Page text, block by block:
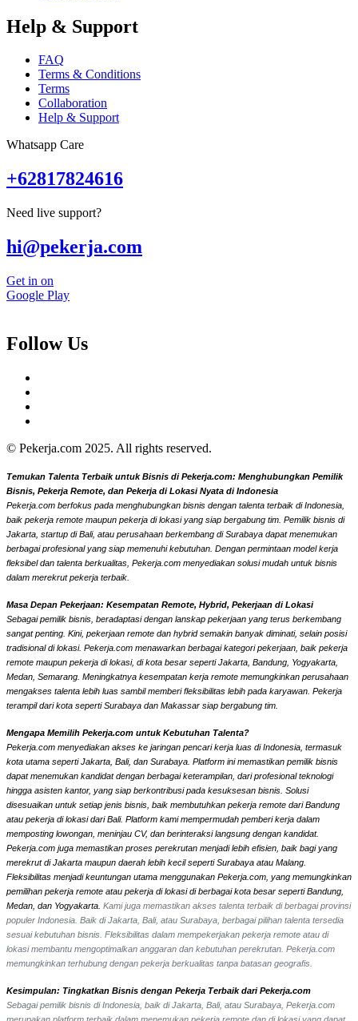
Help & Support
FAQ
Terms & Conditions
Terms
Collaboration
Help & Support
Whatsapp Care
+62817824616
Need live support?
hi@pekerja.com
Get in on
Google Play
Follow Us
© Pekerja.com 2025. All rights reserved.
Temukan Talenta Terbaik untuk Bisnis di Pekerja.com: Menghubungkan Pemilik
Bisnis, Pekerja Remote, dan Pekerja di Lokasi Nyata di Indonesia
Pekerja.com berfokus pada menghubungkan bisnis dengan talenta terbaik di Indonesia,
baik pekerja remote maupun pekerja di lokasi yang siap bergabung tim. Pemilik bisnis di
Jakarta, startup di Bali, atau perusahaan berkembang di Surabaya dapat menemukan
berbagai profesional yang siap memenuhi kebutuhan. Dengan permintaan model kerja
fleksibel dan talenta berkualitas, Pekerja.com menyediakan solusi mudah untuk bisnis
dalam merekrut pekerja terbaik.
Masa Depan Pekerjaan: Kesempatan Remote, Hybrid, Pekerjaan di Lokasi
Sebagai pemilik bisnis, beradaptasi dengan lanskap pekerjaan yang terus berkembang
sangat penting. Kini, pekerjaan remote dan hybrid semakin banyak diminati, selain posisi
tradisional di lokasi. Pekerja.com menawarkan berbagai kategori pekerjaan, baik pekerja
remote maupun pekerja di lokasi, di kota besar seperti Jakarta, Bandung, Yogyakarta,
Medan, Semarang. Meningkatnya kesempatan kerja remote memungkinkan perusahaan
mengakses talenta lebih luas sambil memberi fleksibilitas lebih pada karyawan. Pekerja
terampil dari kota seperti Surabaya dan Makassar siap bergabung tim.
Mengapa Memilih Pekerja.com untuk Kebutuhan Talenta?
Pekerja.com menyediakan akses ke jaringan pencari kerja luas di Indonesia, termasuk
kota utama seperti Jakarta, Bali, dan Surabaya. Platform ini memastikan pemilik bisnis
dapat menemukan kandidat dengan berbagai keterampilan, dari profesional teknologi
hingga asisten kantor, yang siap berkontribusi pada kesuksesan bisnis. Solusi
disesuaikan untuk setiap jenis bisnis, baik membutuhkan pekerja remote dari Bandung
atau pekerja di lokasi dari Bali. Platform kami mempermudah pemberi kerja dalam
memposting lowongan, meninjau CV, dan berinteraksi langsung dengan kandidat.
Pekerja.com juga memastikan proses perekrutan menjadi lebih efisien, baik bagi yang
merekrut di Jakarta maupun daerah lebih kecil seperti Surabaya atau Malang.
Fleksibilitas menjadi keuntungan utama menggunakan Pekerja.com, yang memungkinkan
pemilihan pekerja remote atau pekerja di lokasi di berbagai kota besar seperti Bandung,
Medan, dan Yogyakarta. Kami juga memastikan akses talenta terbaik di berbagai provinsi
populer Indonesia. Baik di Jakarta, Bali, atau Surabaya, berbagai pilihan talenta tersedia
sesuai kebutuhan bisnis. Fleksibilitas dalam mempekerjakan pekerja remote atau di
lokasi membantu mengoptimalkan anggaran dan kebutuhan perekrutan. Pekerja.com
memungkinkan terhubung dengan pekerja berkualitas tanpa batasan geografis.
Kesimpulan: Tingkatkan Bisnis dengan Pekerja Terbaik dari Pekerja.com
Sebagai pemilik bisnis di Indonesia, baik di Jakarta, Bali, atau Surabaya, Pekerja.com